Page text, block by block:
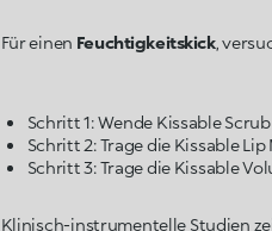
Für einen Feuchtigkeitskick,
Schritt 1: Wende Kissable
Klinisch-instrumentelle Studien